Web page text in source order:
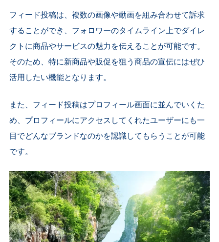
フィード投稿は、複数の画像や動画を組み合わせて訴求
することができ、フォロワーのタイムライン上でダイレ
クトに商品やサービスの魅力を伝えることが可能です。
そのため、特に新商品や販促を狙う商品の宣伝にはぜひ
活用したい機能となります。
また、フィード投稿はプロフィール画面に並んでいくた
め、プロフィールにアクセスしてくれたユーザーにも一
目でどんなブランドなのかを認識してもらうことが可能
です。